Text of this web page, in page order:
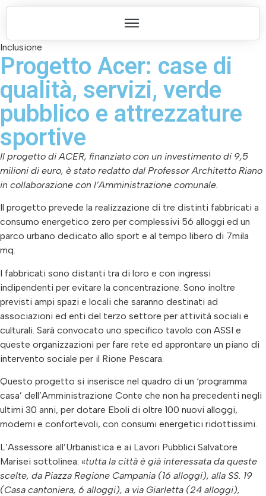
Inclusione
Progetto Acer: case di
qualità, servizi, verde
pubblico e attrezzature
sportive
Il progetto di ACER, finanziato con un investimento di 9,5
milioni di euro, è stato redatto dal Professor Architetto Riano
in collaborazione con l’Amministrazione comunale.
Il progetto prevede la realizzazione di tre distinti fabbricati a
consumo energetico zero per complessivi 56 alloggi ed un
parco urbano dedicato allo sport e al tempo libero di 7mila
mq.
I fabbricati sono distanti tra di loro e con ingressi
indipendenti per evitare la concentrazione. Sono inoltre
previsti ampi spazi e locali che saranno destinati ad
associazioni ed enti del terzo settore per attività sociali e
culturali. Sarà convocato uno specifico tavolo con ASSI e
queste organizzazioni per fare rete ed approntare un piano di
intervento sociale per il Rione Pescara.
Questo progetto si inserisce nel quadro di un ‘programma
casa’ dell’Amministrazione Conte che non ha precedenti negli
ultimi 30 anni, per dotare Eboli di oltre 100 nuovi alloggi,
moderni e confortevoli, con consumi energetici ridottissimi.
L’Assessore all’Urbanistica e ai Lavori Pubblici Salvatore
Marisei sottolinea: «tutta la città è già interessata da queste
scelte, da Piazza Regione Campania (16 alloggi), alla SS. 19
(Casa cantoniera, 6 alloggi), a via Giarletta (24 alloggi),